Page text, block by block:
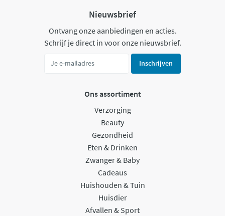
Nieuwsbrief
Ontvang onze aanbiedingen en acties.
Schrijf je direct in voor onze nieuwsbrief.
Inschrijven
Ons assortiment
Verzorging
Beauty
Gezondheid
Eten & Drinken
Zwanger & Baby
Cadeaus
Huishouden & Tuin
Huisdier
Afvallen & Sport